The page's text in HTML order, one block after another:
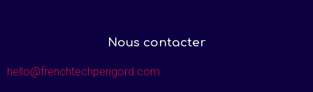
Nous contacter
hello@frenchtechperigord.com